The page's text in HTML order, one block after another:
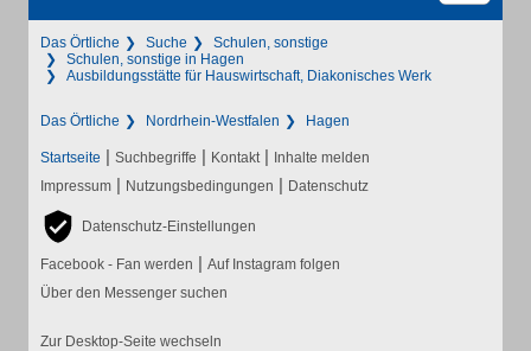
Das Örtliche Suche
Schulen, sonstige
Schulen, sonstige in Hagen
Ausbildungsstätte für Hauswirtschaft, Diakonisches Werk
Das Örtliche Nordrhein-Westfalen Hagen
Startseite | Suchbegriffe | Kontakt | Inhalte melden
Impressum | Nutzungsbedingungen | Datenschutz
Datenschutz-Einstellungen
Facebook - Fan werden | Auf Instagram folgen
Über den Messenger suchen
Zur Desktop-Seite wechseln